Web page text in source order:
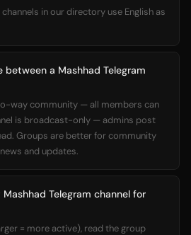
in our directory use English as
a Mashhad Telegram
way community — all members can
is broadcast-only — admins post
Groups are better for community
and updates.
Telegram channel for
= more active), read the group